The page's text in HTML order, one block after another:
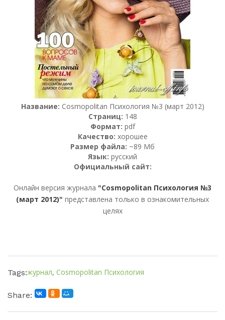
Название: Cosmopolitan Психология №3 (март 2012)
Страниц: 148
Формат: pdf
Качество: хорошее
Размер файла: ~89 Мб
Язык: русский
Официальный сайт:
Онлайн версия журнала "Cosmopolitan Психология №3
(март 2012)" представлена только в ознакомительных
целях
Tags:журнал, Cosmopolitan Психология
Share: